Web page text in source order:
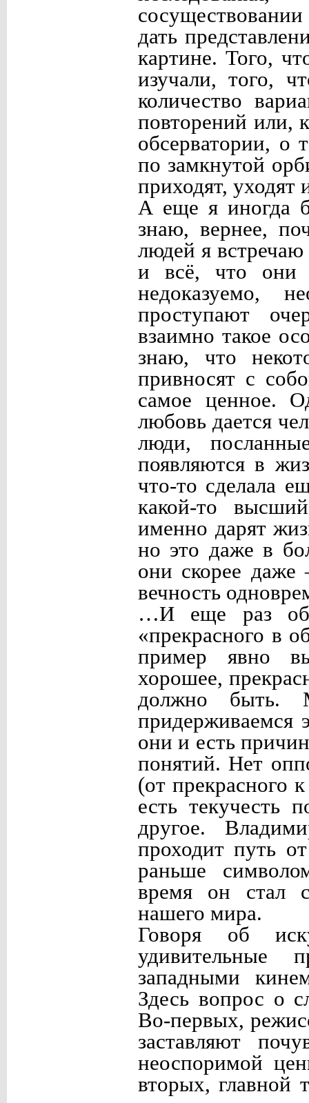
дать
картине. Того,
изучали, того,
количество
повторений или,
обсерватории, о
по замкнутой
приходят, уходят
А еще я иногда
знаю, вернее,
людей я
и всё, что они
недоказуемо,
проступают
взаимно такое
знаю, что
привносят с
самое ценное.
любовь дается
люди,
появляются в
что-то сделала
какой-то
именно дарят
но это даже в
они скорее
вечность
…И еще раз об
«прекрасного в
пример явно
хорошее,
должно
придерживаемся
они и есть
понятий. Нет
(от прекрасного
есть текучесть
другое.
проходит путь
раньше
время он стал
нашего мира.
Говоря об
удивительные
западными
Здесь вопрос о
Во-первых,
заставляют
неоспоримой
вторых, главной